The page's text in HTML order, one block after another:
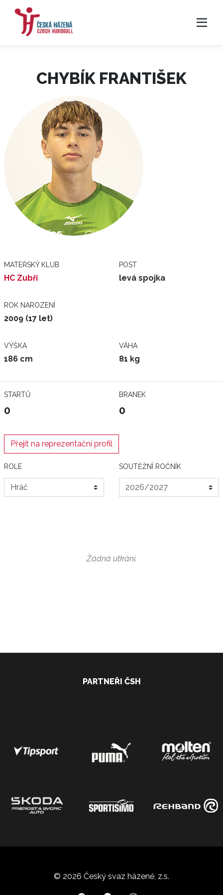
CHYBÍK FRANTIŠEK
MATEŘSKÝ KLUB
HC Zubří
POST
levá spojka
ROK NAROZENÍ
2009 (17 let)
VÝŠKA
186 cm
VÁHA
81 kg
STARTŮ
0
BRANEK
0
Přejít na reprezentační profil
ROLE SOUTĚŽNÍ ROČNÍK
Žádná utkání.
PARTNEŘI ČSH
© 2026 Český svaz házené, z.s.